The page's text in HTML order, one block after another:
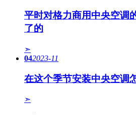
平时对格力商用中央空调
了的
➣
042023-11
在这个季节安装中央空调
➣